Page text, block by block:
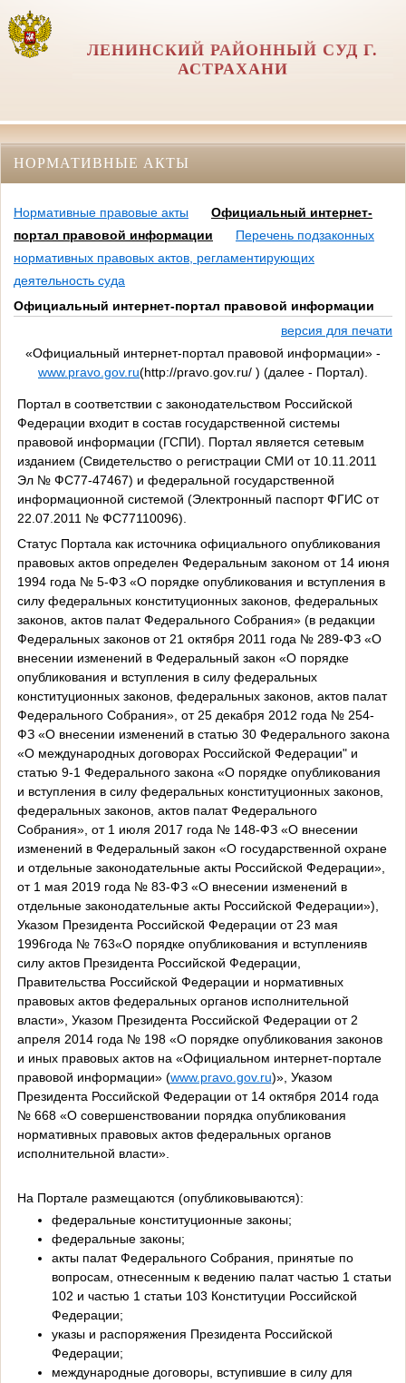
ЛЕНИНСКИЙ РАЙОННЫЙ СУД Г.
АСТРАХАНИ
НОРМАТИВНЫЕ АКТЫ
Нормативные правовые акты
Официальный интернет-
портал правовой информации
Перечень подзаконных
нормативных правовых актов, регламентирующих
деятельность суда
Официальный интернет-портал правовой информации
версия для печати
«Официальный интернет-портал правовой информации» -
www.pravo.gov.ru(http://pravo.gov.ru/ ) (далее - Портал).
Портал в соответствии с законодательством Российской
Федерации входит в состав государственной системы
правовой информации (ГСПИ). Портал является сетевым
изданием (Свидетельство о регистрации СМИ от 10.11.2011
Эл № ФС77-47467) и федеральной государственной
информационной системой (Электронный паспорт ФГИС от
22.07.2011 № ФС77110096).
Статус Портала как источника официального опубликования
правовых актов определен Федеральным законом от 14 июня
1994 года № 5-ФЗ «О порядке опубликования и вступления в
силу федеральных конституционных законов, федеральных
законов, актов палат Федерального Собрания» (в редакции
Федеральных законов от 21 октября 2011 года № 289-ФЗ «О
внесении изменений в Федеральный закон «О порядке
опубликования и вступления в силу федеральных
конституционных законов, федеральных законов, актов палат
Федерального Собрания», от 25 декабря 2012 года № 254-
ФЗ «О внесении изменений в статью 30 Федерального закона
«О международных договорах Российской Федерации" и
статью 9-1 Федерального закона «О порядке опубликования
и вступления в силу федеральных конституционных законов,
федеральных законов, актов палат Федерального
Собрания», от 1 июля 2017 года № 148-ФЗ «О внесении
изменений в Федеральный закон «О государственной охране
и отдельные законодательные акты Российской Федерации»,
от 1 мая 2019 года № 83-ФЗ «О внесении изменений в
отдельные законодательные акты Российской Федерации»),
Указом Президента Российской Федерации от 23 мая
1996года № 763«О порядке опубликования и вступленияв
силу актов Президента Российской Федерации,
Правительства Российской Федерации и нормативных
правовых актов федеральных органов исполнительной
власти», Указом Президента Российской Федерации от 2
апреля 2014 года № 198 «О порядке опубликования законов
и иных правовых актов на «Официальном интернет-портале
правовой информации» (www.pravo.gov.ru)», Указом
Президента Российской Федерации от 14 октября 2014 года
№ 668 «О совершенствовании порядка опубликования
нормативных правовых актов федеральных органов
исполнительной власти».
На Портале размещаются (опубликовываются):
федеральные конституционные законы;
федеральные законы;
акты палат Федерального Собрания, принятые по
вопросам, отнесенным к ведению палат частью 1 статьи
102 и частью 1 статьи 103 Конституции Российской
Федерации;
указы и распоряжения Президента Российской
Федерации;
международные договоры, вступившие в силу для